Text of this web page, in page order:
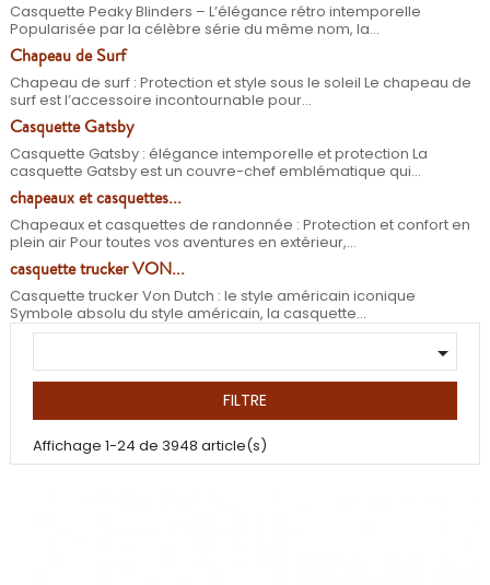
Casquette Peaky Blinders – L’élégance rétro intemporelle
Popularisée par la célèbre série du même nom, la...
Chapeau de Surf
Chapeau de surf : Protection et style sous le soleil Le chapeau de
surf est l’accessoire incontournable pour...
Casquette Gatsby
Casquette Gatsby : élégance intemporelle et protection La
casquette Gatsby est un couvre-chef emblématique qui...
chapeaux et casquettes...
Chapeaux et casquettes de randonnée : Protection et confort en
plein air Pour toutes vos aventures en extérieur,...
casquette trucker VON...
Casquette trucker Von Dutch : le style américain iconique
Symbole absolu du style américain, la casquette...

FILTRE
Affichage 1-24 de 3948 article(s)